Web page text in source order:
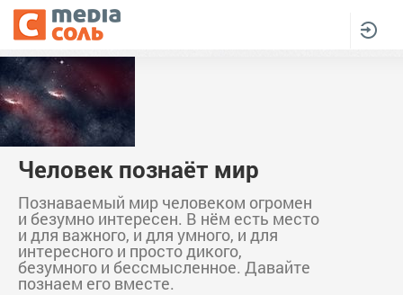
Человек познаёт мир
Познаваемый мир человеком огромен
и безумно интересен. В нём есть место
и для важного, и для умного, и для
интересного и просто дикого,
безумного и бессмысленное. Давайте
познаем его вместе.